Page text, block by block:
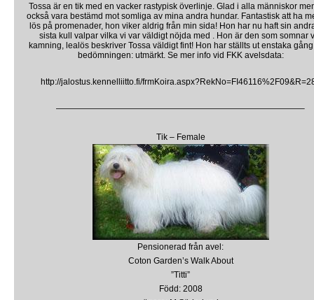
Tossa är en tik med en vacker rastypisk överlinje. Glad i alla människor
också vara bestämd mot somliga av mina andra hundar. Fantastisk att ha
lös på promenader, hon viker aldrig från min sida! Hon har nu haft sin
sista kull valpar vilka vi var väldigt nöjda med . Hon är den som somnar
kamning, lealös beskriver Tossa väldigt fint! Hon har ställts ut enstaka
bedömningen: utmärkt. Se mer info vid FKK avelsdata:
http://jalostus.kennelliitto.fi/
—————————————————————————————–
Tik – Female
Pensionerad från avel:
Coton Garden’s Walk About
”Titti”
Född: 2008